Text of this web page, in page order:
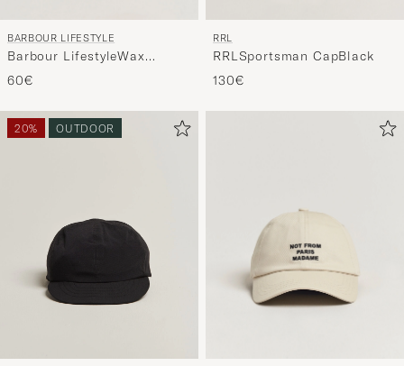
BARBOUR LIFESTYLE
Barbour LifestyleWax
Sports CapNavy
60€
RRL
RRLSportsman CapBlack
130€
20% OUTDOOR